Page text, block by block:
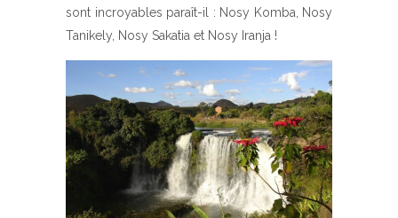
sont incroyables paraît-il : Nosy Komba, Nosy
Tanikely, Nosy Sakatia et Nosy Iranja !